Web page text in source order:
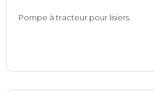
Pompe à tracteur pour lisiers.